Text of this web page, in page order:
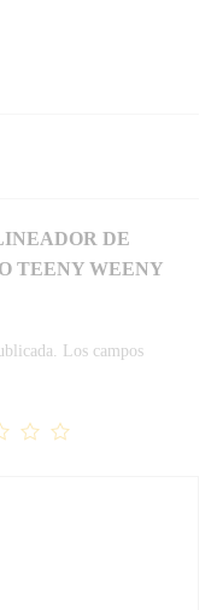
DE
TEENY WEENY
Los campos